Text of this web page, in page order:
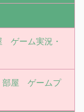
ゲーム実況・
部屋 ゲームプ